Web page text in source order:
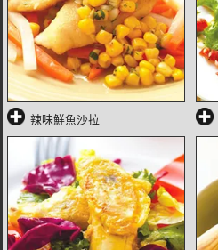
辣味鮮魚沙拉